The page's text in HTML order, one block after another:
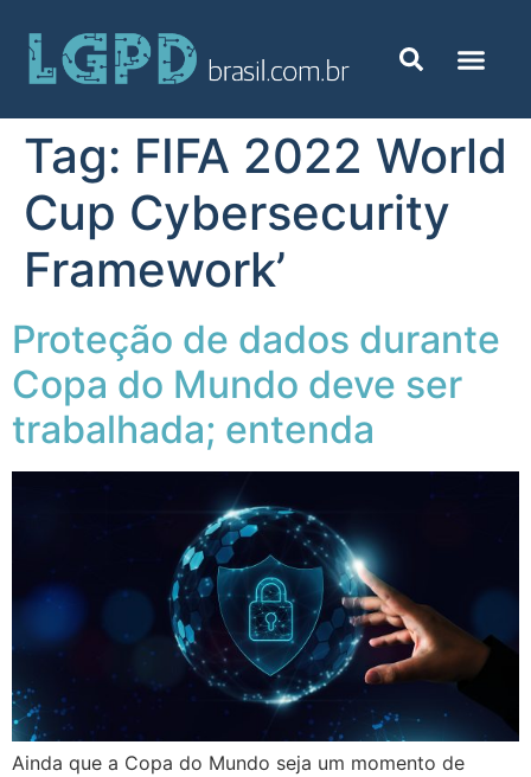
Tag: FIFA 2022 World
Cup Cybersecurity
Framework’
Proteção de dados durante
Copa do Mundo deve ser
trabalhada; entenda
Ainda que a Copa do Mundo seja um momento de